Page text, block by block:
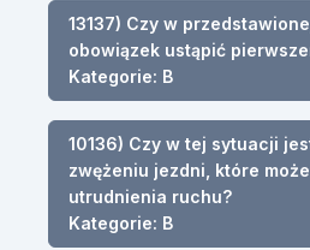
13137) Czy w
obowiązek ustąpić
Kategorie: B
10136) Czy w tej sytuacji
zwężeniu jezdni, które
utrudnienia ruchu?
Kategorie: B